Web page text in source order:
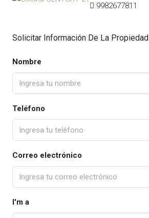
9982677811
Solicitar Información De La Propiedad
Nombre
Teléfono
Correo electrónico
I'm a